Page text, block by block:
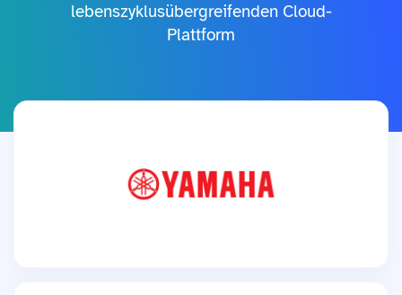
REFERENZENlebenszyklusübergreifenden Cloud-
Plattform